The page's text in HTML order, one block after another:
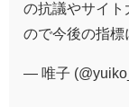
の抗議やサイト
ので今後の指標
— 唯子